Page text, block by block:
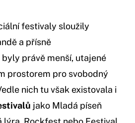
festivaly sloužily
a přísně
právě menší, utajené
prostorem pro svobodný
nich tu však existovala i
jako Mladá píseň